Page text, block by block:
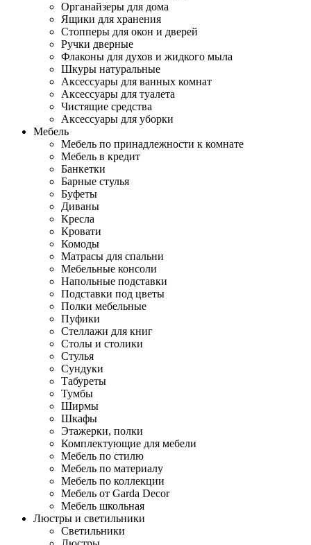
Органайзеры для дома
Ящики для хранения
Стопперы для окон и дверей
Ручки дверные
Флаконы для духов и жидкого мыла
Шкуры натуральные
Аксессуары для ванных комнат
Аксессуары для туалета
Чистящие средства
Аксессуары для уборки
Мебель
Мебель по принадлежности к комнате
Мебель в кредит
Банкетки
Барные стулья
Буфеты
Диваны
Кресла
Кровати
Комоды
Матрасы для спальни
Мебельные консоли
Напольные подставки
Подставки под цветы
Полки мебельные
Пуфики
Стеллажи для книг
Столы и столики
Стулья
Сундуки
Табуреты
Тумбы
Ширмы
Шкафы
Этажерки, полки
Комплектующие для мебели
Мебель по стилю
Мебель по материалу
Мебель по коллекции
Мебель от Garda Decor
Мебель школьная
Люстры и светильники
Светильники